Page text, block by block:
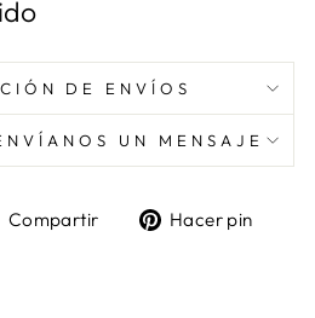
DE ENVÍOS
UN MENSAJE
Compartir
TuitearHacer pin